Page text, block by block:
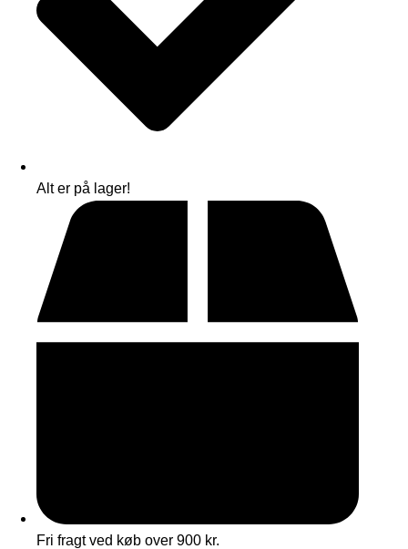
Alt er på lager!
Fri fragt ved køb over 900 kr.